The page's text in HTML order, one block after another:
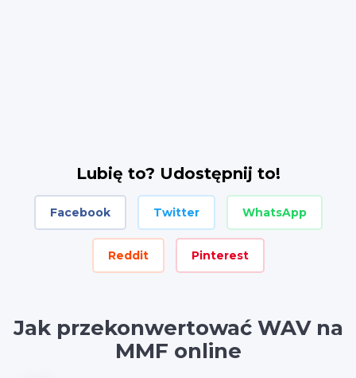
Lubię to? Udostępnij to!
Facebook Twitter WhatsApp
Reddit Pinterest
Jak przekonwertować WAV na
MMF online